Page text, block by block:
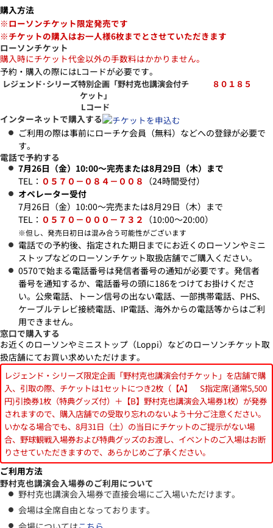
購入方法
※ローソンチケット限定発売です
※チケットの購入はお一人様6枚までとさせていただきます
ローソンチケット
購入時にチケット代金以外の手数料はかかりません。
予約・購入の際にはLコードが必要です。
レジェンド･シリーズ特別企画「野村克也講演会付チ
ケット」
Lコード
８０１８５
インターネットで購入する
ご利用の際は事前にローチケ会員（無料）などへの登録が必要で
す。
電話で予約する
7月26日（金）10:00～完売または8月29日（木）まで
TEL： ０５７０－０８４－００８ （24時間受付）
オペレーター受付
7月26日（金）10:00～完売または8月29日（木）まで
TEL： ０５７０－０００－７３２ （10:00～20:00）
※但し、発売日初日は混み合う可能性がございます
電話での予約後、指定された期日までにお近くのローソンやミニ
ストップなどのローソンチケット取扱店舗でご購入ください。
0570で始まる電話番号は発信者番号の通知が必要です。発信者
番号を通知するか、電話番号の頭に186をつけてお掛けくださ
い。公衆電話、トーン信号の出ない電話、一部携帯電話、PHS、
ケーブルテレビ接続電話、IP電話、海外からの電話等からはご利
用できません。
窓口で購入する
お近くのローソンやミニストップ（Loppi）などのローソンチケット取
扱店舗にてお買い求めいただけます。
レジェンド・シリーズ限定企画「野村克也講演会付チケット」を店舗で購
入、引取の際、チケットは1セットにつき2枚（【A】 S指定席(通常5,500
円)引換券1枚（特典グッズ付）＋【B】野村克也講演会入場券1枚）が発券
されますので、購入店舗での受取り忘れのないよう十分ご注意ください。
いかなる場合でも、8月31日（土）の当日にチケットのご提示がない場
合、野球観戦入場券および特典グッズのお渡し、イベントのご入場はお断
りさせていただきますので、あらかじめご了承ください。
ご利用方法
野村克也講演会入場券のご利用について
野村克也講演会入場券で直接会場にご入場いただけます。
会場は全席自由となっております。